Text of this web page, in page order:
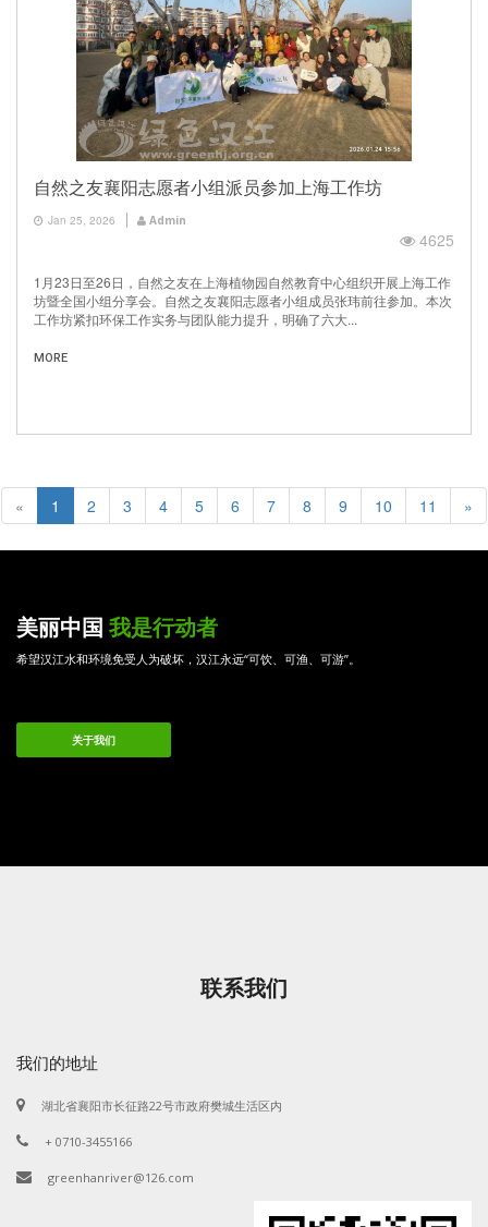
自然之友襄阳志愿者小组派员参加上海工作坊
Jan 25, 2026 Admin
4625
1月23日至26日，自然之友在上海植物园自然教育中心组织开展上海工作
坊暨全国小组分享会。自然之友襄阳志愿者小组成员张玮前往参加。本次
工作坊紧扣环保工作实务与团队能力提升，明确了六大...
MORE
« 1 2 3 4 5 6 7 8 9 10 11 »
美丽中国 我是行动者
希望汉江水和环境免受人为破坏，汉江永远“可饮、可渔、可游”。
关于我们
联系我们
我们的地址
湖北省襄阳市长征路22号市政府樊城生活区内
+ 0710-3455166
greenhanriver@126.com